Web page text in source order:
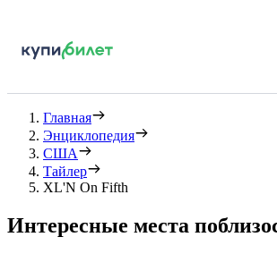
Главная
Энциклопедия
США
Тайлер
XL'N On Fifth
Интересные места